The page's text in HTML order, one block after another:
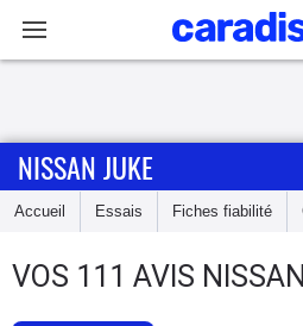
Accueil
Essais
NISSAN JUKE
Accueil Essais Fiches fiabilité
VOS 111 AVIS